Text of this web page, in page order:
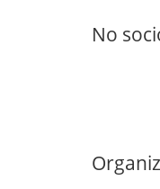
No